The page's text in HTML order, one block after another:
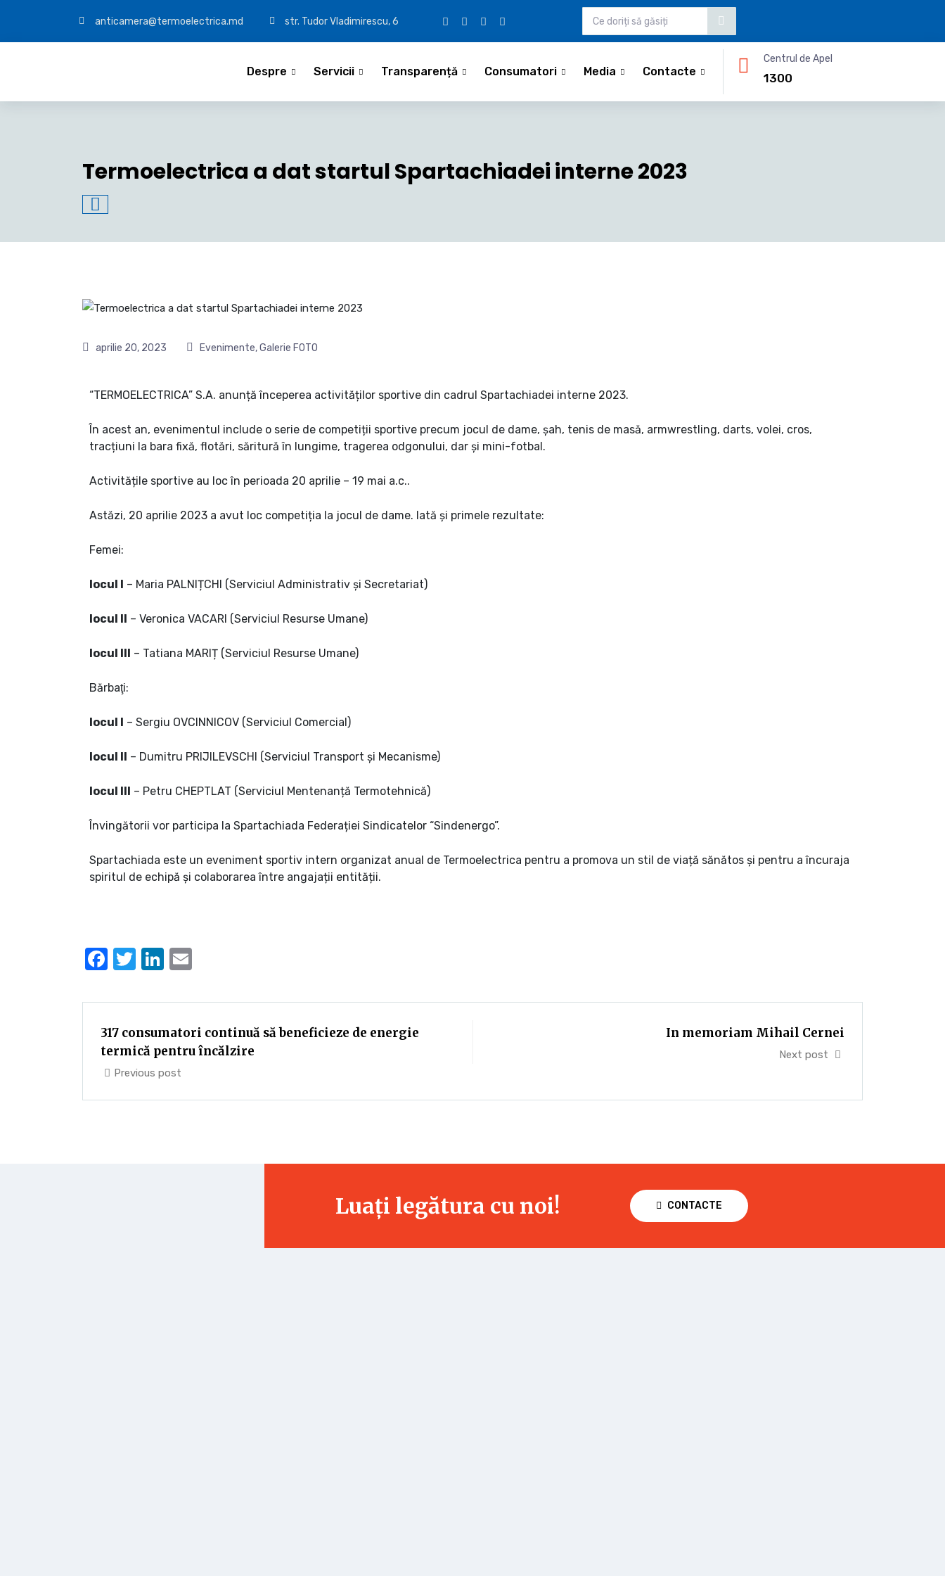
anticamera@termoelectrica.md str. Tudor Vladimirescu, 6
Despre Servicii Transparență Consumatori Media Contacte
Centrul de Apel
1300
Termoelectrica a dat startul Spartachiadei interne 2023
aprilie 20, 2023 Evenimente,Galerie FOTO
“TERMOELECTRICA” S.A. anunță începerea activităților sportive din cadrul Spartachiadei interne 2023.
În acest an, evenimentul include o serie de competiții sportive precum jocul de dame, șah, tenis de masă, armwrestling, darts, volei, cros,
tracțiuni la bara fixă, flotări, săritură în lungime, tragerea odgonului, dar și mini-fotbal.
Activitățile sportive au loc în perioada 20 aprilie – 19 mai a.c..
Astăzi, 20 aprilie 2023 a avut loc competiția la jocul de dame. Iată și primele rezultate:
Femei:
locul I – Maria PALNIȚCHI (Serviciul Administrativ și Secretariat)
locul II – Veronica VACARI (Serviciul Resurse Umane)
locul III – Tatiana MARIȚ (Serviciul Resurse Umane)
Bărbaţi:
locul I – Sergiu OVCINNICOV (Serviciul Comercial)
locul II – Dumitru PRIJILEVSCHI (Serviciul Transport și Mecanisme)
locul III – Petru CHEPTLAT (Serviciul Mentenanță Termotehnică)
Învingătorii vor participa la Spartachiada Federației Sindicatelor “Sindenergo”.
Spartachiada este un eveniment sportiv intern organizat anual de Termoelectrica pentru a promova un stil de viață sănătos și pentru a încuraja
spiritul de echipă și colaborarea între angajații entității.
Facebook
TwitterLinkedIn
317 consumatori continuă să beneficieze de energie
termică pentru încălzire
Previous post
In memoriam Mihail Cernei
Next post
Luați legătura cu noi! CONTACTE